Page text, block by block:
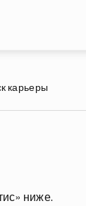
карьеры
ниже.